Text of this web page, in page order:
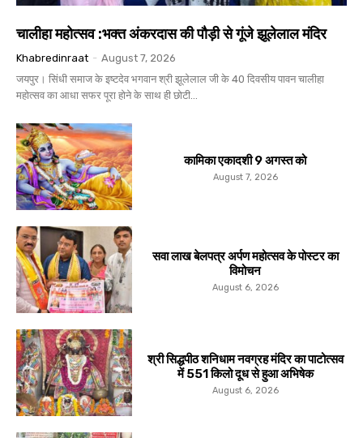
चालीहा महोत्सव :भक्त अंकरदास की पौड़ी से गूंजे झूलेलाल मंदिर
Khabredinraat - August 7, 2026
जयपुर। सिंधी समाज के इष्टदेव भगवान श्री झूलेलाल जी के 40 दिवसीय पावन चालीहा
महोत्सव का आधा सफर पूरा होने के साथ ही छोटी...
कामिका एकादशी 9 अगस्त को
August 7, 2026
सवा लाख बेलपत्र अर्पण महोत्सव के पोस्टर का
विमोचन
August 6, 2026
श्री सिद्धपीठ शनिधाम नवग्रह मंदिर का पाटोत्सव
में 551 किलो दूध से हुआ अभिषेक
August 6, 2026